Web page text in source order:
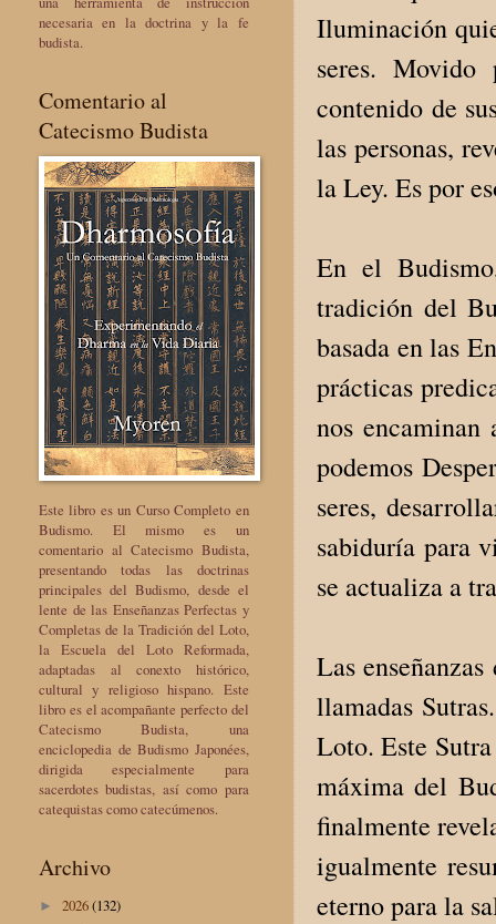
Iluminación
seres.
contenido de
las personas,
la Ley. Es por
En el
tradición del
basada en las
prácticas
nos
podemos
seres,
sabiduría para
se actualiza a
Las
llamadas
Loto. Este
máxima del
finalmente
igualmente
eterno para la
necesaria en la doctrina y la fe
budista.
Comentario al
Catecismo Budista
Este libro es un Curso Completo en
Budismo. El mismo es un
comentario al Catecismo Budista,
presentando todas las doctrinas
principales del Budismo, desde el
lente de las Enseñanzas Perfectas y
Completas de la Tradición del Loto,
la Escuela del Loto Reformada,
adaptadas al conexto histórico,
cultural y religioso hispano. Este
libro es el acompañante perfecto del
Catecismo Budista, una
enciclopedia de Budismo Japonées,
dirigida especialmente para
sacerdotes budistas, así como para
catequistas como catecúmenos.
Archivo
► 2026(132)